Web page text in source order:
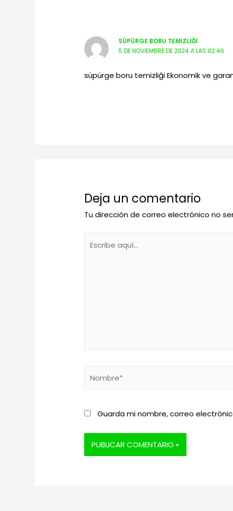
SÜPÜRGE BORU TEMIZLIĞI
5 DE NOVIEMBRE DE 2024 A LAS 02:46
süpürge boru temizliği Ekonomik ve
Deja un comentario
Tu dirección de correo electrónico no
Guarda mi nombre, correo